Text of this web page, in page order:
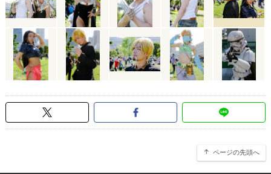
ページの先頭へ